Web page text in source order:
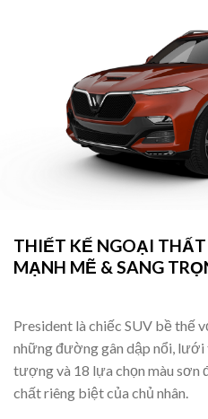
THIẾT KẾ NGOẠI THẤT
MẠNH MẼ & SANG
President là chiếc SUV bề thế
những đường gân dập nổi,
tượng và 18 lựa chọn màu sơn
chất riêng biệt của chủ nhân.